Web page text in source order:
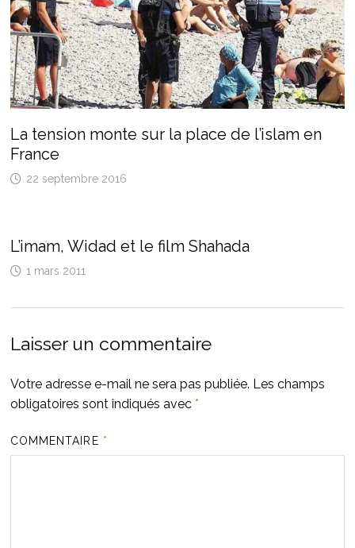
La tension monte sur la place de l’islam en
France
22 septembre 2016
L’imam, Widad et le film Shahada
1 mars 2011
Laisser un commentaire
Votre adresse e-mail ne sera pas publiée. Les champs
obligatoires sont indiqués avec *
COMMENTAIRE *